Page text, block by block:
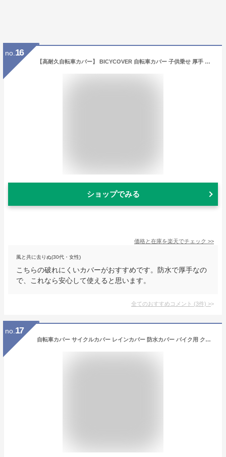
no. 16
【高耐久自転車カバー】 BICYCOVER 自転車カバー 子供乗せ 厚手 防水 おしゃれ 丈夫 20インチ 破れにくい 飛ばない サイクル 自転車 カバー パナソニック gyutto ギュット ブリジストン bikke ビッケ YAMAHA ヤマハ PAS Babby HYDEE ハイバック バイシカバー
ショップでみる
価格と在庫を楽天でチェック >>
風と共に去りぬ(30代・女性)
こちらの破れにくいカバーがおすすめです。防水で厚手なの
で、これなら安心して使えると思います。
全てのおすすめコメント (3件) >
no. 17
自転車カバー サイクルカバー レインカバー 防水カバー バイク用 クロスバイク ロードバイク ミニベロ 折りたたみ自転車 風飛び防止 ベルト ストライダー おしゃれ 可愛い 大人用 子供用 キッズ 3xs xxs xs s m l xl UVカット 飛ばない 送料無料 yp